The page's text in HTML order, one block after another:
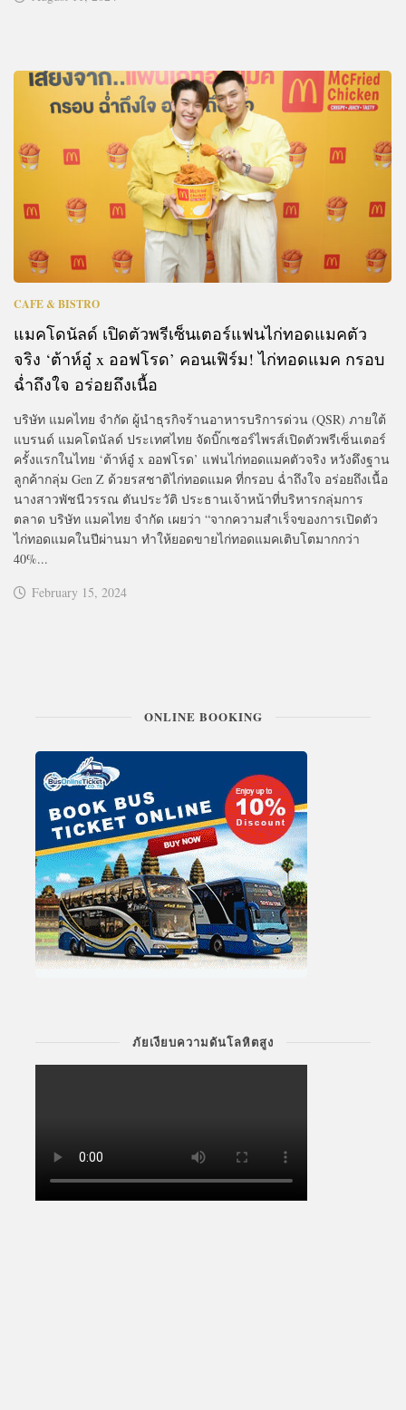
CAFE & BISTRO
แมคโดนัลด์ เปิดตัวพรีเซ็นเตอร์แฟนไก่ทอดแมคตัว
จริง ‘ต้าห์อู๋ x ออฟโรด’ คอนเฟิร์ม! ไก่ทอดแมค กรอบ
ฉ่ำถึงใจ อร่อยถึงเนื้อ
บริษัท แมคไทย จำกัด ผู้นำธุรกิจร้านอาหารบริการด่วน (QSR) ภายใต้
แบรนด์ แมคโดนัลด์ ประเทศไทย จัดบิ๊กเซอร์ไพรส์เปิดตัวพรีเซ็นเตอร์
ครั้งแรกในไทย ‘ต้าห์อู๋ x ออฟโรด’ แฟนไก่ทอดแมคตัวจริง หวังดึงฐาน
ลูกค้ากลุ่ม Gen Z ด้วยรสชาติไก่ทอดแมค ที่กรอบ ฉ่ำถึงใจ อร่อยถึงเนื้อ
นางสาวพัชนีวรรณ ตันประวัติ ประธานเจ้าหน้าที่บริหารกลุ่มการ
ตลาด บริษัท แมคไทย จำกัด เผยว่า “จากความสำเร็จของการเปิดตัว
ไก่ทอดแมคในปีผ่านมา ทำให้ยอดขายไก่ทอดแมคเติบโตมากกว่า
40%...
February 15, 2024
ONLINE BOOKING
ภัยเงียบความดันโลหิตสูง